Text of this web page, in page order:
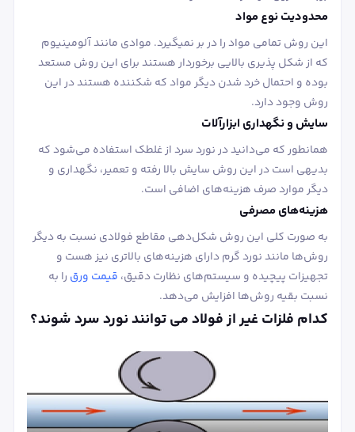
محدودیت نوع مواد
این روش تمامی مواد را در بر نمیگیرد. موادی مانند آلومینیوم
که از شکل پذیری بالایی برخوردار هستند برای این روش مستعد
بوده و احتمال خرد شدن دیگر مواد که شکننده هستند در این
روش وجود دارد.
سایش و نگهداری ابزارآلات
همانطور که می‌دانید در نورد سرد از غلطک استفاده می‌شود که
بدیهی است در این روش سایش بالا رفته و تعمیر، نگهداری و
دیگر موارد صرف هزینه‌های اضافی است.
هزینه‌های مصرفی
به صورت کلی این روش شکل‌دهی مقاطع فولادی نسبت به دیگر
روش‌ها مانند نورد گرم دارای هزینه‌های بالاتری نیز هست و
تجهیزات پیچیده و سیستم‌های نظارت دقیق، قیمت ورق را به
نسبت بقیه روش‌ها افزایش می‌دهد.
کدام فلزات غیر از فولاد می توانند نورد سرد شوند؟